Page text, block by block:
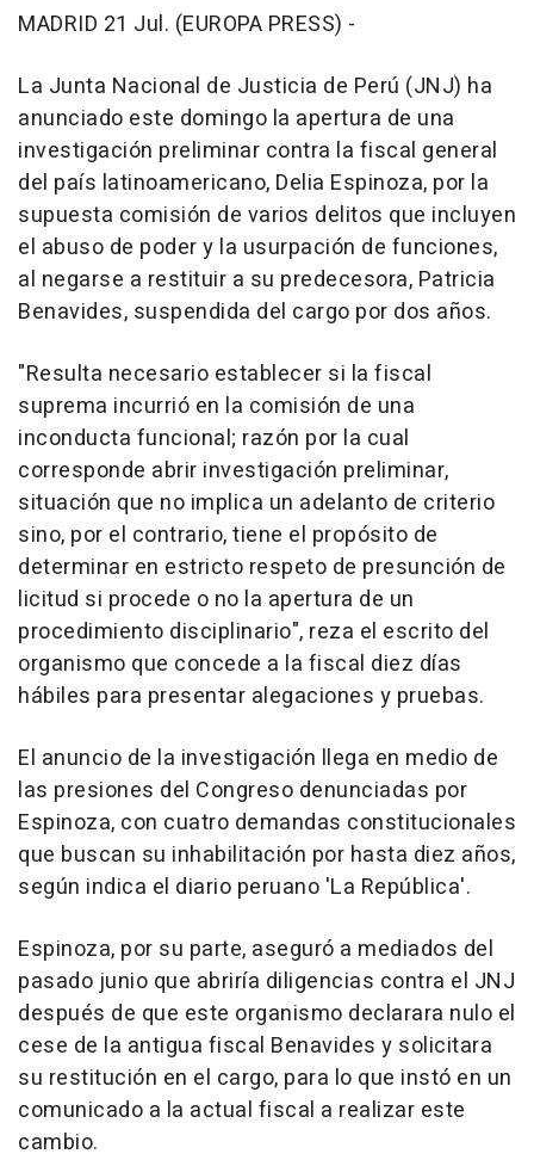
MADRID 21 Jul. (EUROPA PRESS) -
La Junta Nacional de Justicia de Perú (JNJ) ha
anunciado este domingo la apertura de una
investigación preliminar contra la fiscal general
del país latinoamericano, Delia Espinoza, por la
supuesta comisión de varios delitos que incluyen
el abuso de poder y la usurpación de funciones,
al negarse a restituir a su predecesora, Patricia
Benavides, suspendida del cargo por dos años.
"Resulta necesario establecer si la fiscal
suprema incurrió en la comisión de una
inconducta funcional; razón por la cual
corresponde abrir investigación preliminar,
situación que no implica un adelanto de criterio
sino, por el contrario, tiene el propósito de
determinar en estricto respeto de presunción de
licitud si procede o no la apertura de un
procedimiento disciplinario", reza el escrito del
organismo que concede a la fiscal diez días
hábiles para presentar alegaciones y pruebas.
El anuncio de la investigación llega en medio de
las presiones del Congreso denunciadas por
Espinoza, con cuatro demandas constitucionales
que buscan su inhabilitación por hasta diez años,
según indica el diario peruano 'La República'.
Espinoza, por su parte, aseguró a mediados del
pasado junio que abriría diligencias contra el JNJ
después de que este organismo declarara nulo el
cese de la antigua fiscal Benavides y solicitara
su restitución en el cargo, para lo que instó en un
comunicado a la actual fiscal a realizar este
cambio.